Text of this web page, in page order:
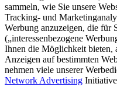
sammeln, wie Sie unsere
Tracking- und
Werbung anzuzeigen, die für
(„interessenbezogene
Ihnen die Möglichkeit bieten,
Anzeigen auf bestimmten
nehmen viele unserer
Network Advertising